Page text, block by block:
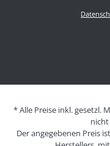
* Alle Preise inkl. gesetzl.
Der angegebenen Preis